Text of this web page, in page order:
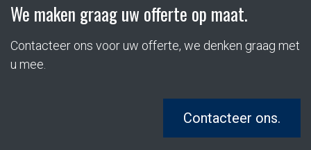
We maken graag uw offerte op maat.
Contacteer ons voor uw offerte, we denken graag met
u mee.
Contacteer ons.